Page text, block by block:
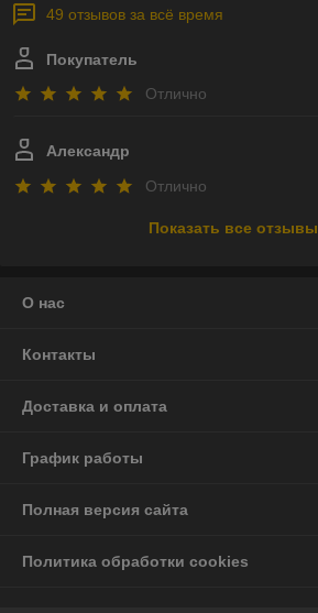
49 отзывов за всё время
Покупатель
Отлично
Александр
Отлично
Показать все отзывы
О нас
Контакты
Доставка и оплата
График работы
Полная версия сайта
Политика обработки cookies